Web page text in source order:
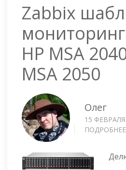
Zabbix
HP MSA
MSA 2050
Олег
15 ФЕВРАЛЯ
ПОДРОБНЕЕ